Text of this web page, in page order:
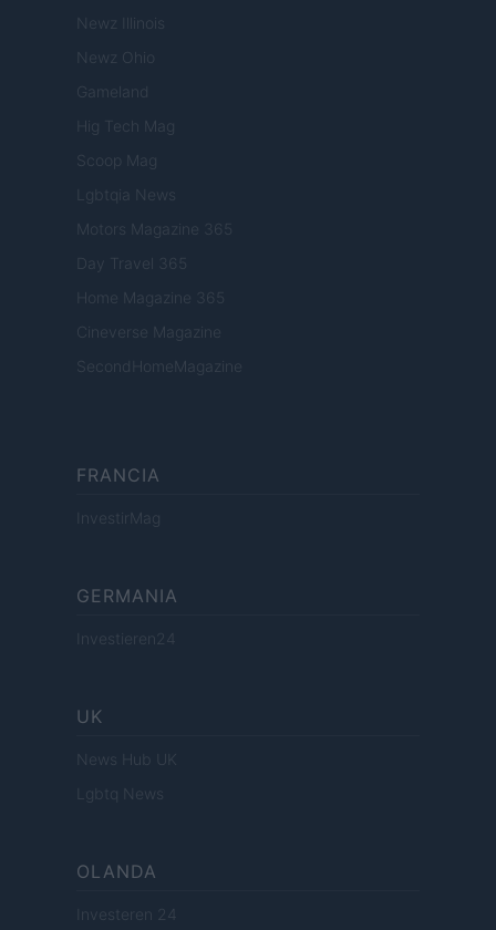
Newz Illinois
Newz Ohio
Gameland
Hig Tech Mag
Scoop Mag
Lgbtqia News
Motors Magazine 365
Day Travel 365
Home Magazine 365
Cineverse Magazine
SecondHomeMagazine
FRANCIA
InvestirMag
GERMANIA
Investieren24
UK
News Hub UK
Lgbtq News
OLANDA
Investeren 24